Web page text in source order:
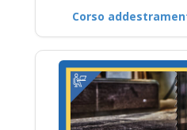
Corso